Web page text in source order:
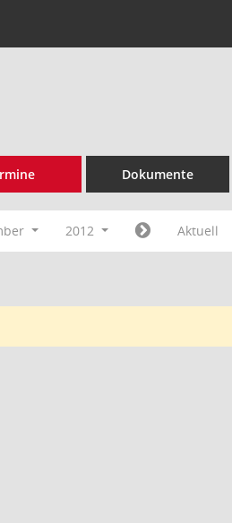
Dokumente
2012 Aktuell